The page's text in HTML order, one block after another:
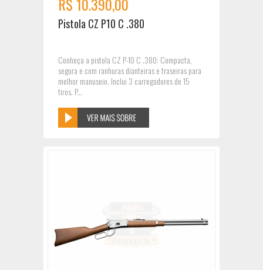
Pistola CZ P10 C .380
Conheça a pistola CZ P-10 C .380: Compacta,
segura e com ranhuras dianteiras e traseiras para
melhor manuseio. Inclui 3 carregadores de 15
tiros. P...